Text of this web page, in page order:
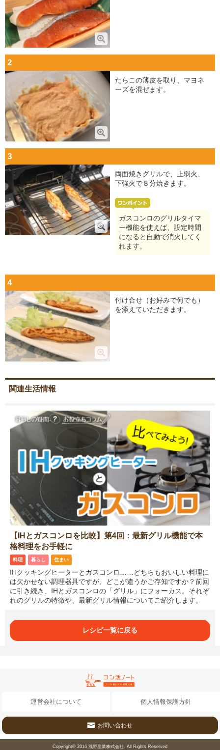
2
たらこの薄皮を取り、マヨネ
ーズを混ぜます。
3
両面焼きグリルで、上弱火、
下強火で８分焼きます。
ガスコンロのグリルタイマ
ー機能を使えば、設定時間
になると自動で消火してく
れます。
4
付け合せ（お好みで何でも）
を添えていただきます。
関連生活情報
【IHとガスコンロを比較】第4回：最新グリル機能で本
格料理をお手軽に
料理 暮らし 住まい
IHクッキングヒーターとガスコンロ……どちらもおいしい料理に
は欠かせない調理器具ですが、どこが違うかご存知ですか？前回
に引き続き、IHとガスコンロの「グリル」にフォーカス。それぞ
れのグリルの特徴や、最新グリル情報についてご紹介します。
レシピ一覧に戻る
運営会社について 個人情報保護方針
お問い合わせ
Copyright© 2016 浅野産業株式会社 . All Rights Reserved